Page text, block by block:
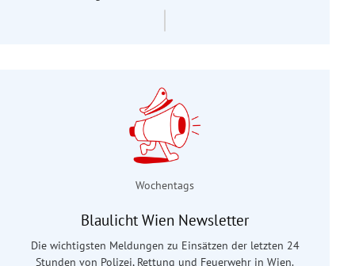
Wochentags
Blaulicht Wien Newsletter
Die wichtigsten Meldungen zu Einsätzen der letzten 24
Stunden von Polizei, Rettung und Feuerwehr in Wien.